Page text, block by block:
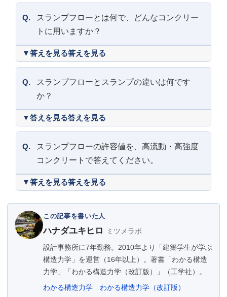
Q.
スランプフローとは何で、どんなコンクリー
トに用いますか？
答えを見る
Q.
スランプフローとスランプの違いは何です
か？
答えを見る
Q.
スランプフローの許容値を、高流動・高強度
コンクリートで答えてください。
答えを見る
この記事を書いた人
ハナダユキヒロ
ミツメラボ
設計事務所に7年勤務。2010年より「建築学生が学ぶ
構造力学」を運営（16年以上）。著書「わかる構造
力学」「わかる構造力学（改訂版）」（工学社）。
わかる構造力学
わかる構造力学（改訂版）